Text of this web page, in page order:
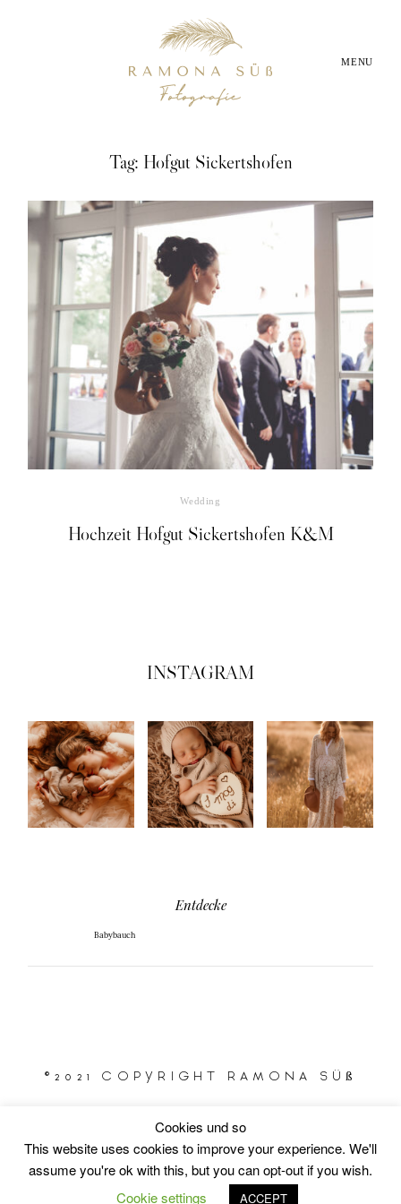
MENU
Tag: Hofgut Sickertshofen
Wedding
Hochzeit Hofgut Sickertshofen K&M
About
Babybauchfotos
Neugeborenenfotos
Familienfotos
INSTAGRAM
Entdecke
Babybauch
©2021 COPYRIGHT RAMONA SÜß
Cookies und so
This website uses cookies to improve your experience. We'll
assume you're ok with this, but you can opt-out if you wish.
Cookie settings
ACCEPT
Wenn Sie dieses eingebetete Video auf dieser Seite sehen
mÃ¶chten, werden gegebenenfalls personenbezogene Daten
an den Betreiber des Videoportals gesendet. Ohne